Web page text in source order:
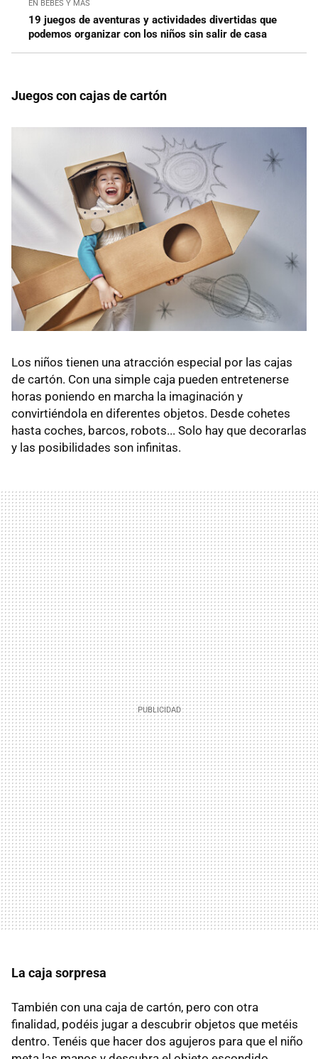
EN BEBÉS Y MÁS
19 juegos de aventuras y actividades divertidas que
podemos organizar con los niños sin salir de casa
Juegos con cajas de cartón
Los niños tienen una atracción especial por las cajas
de cartón. Con una simple caja pueden entretenerse
horas poniendo en marcha la imaginación y
convirtiéndola en diferentes objetos. Desde cohetes
hasta coches, barcos, robots... Solo hay que decorarlas
y las posibilidades son infinitas.
La caja sorpresa
También con una caja de cartón, pero con otra
finalidad, podéis jugar a descubrir objetos que metéis
dentro. Tenéis que hacer dos agujeros para que el niño